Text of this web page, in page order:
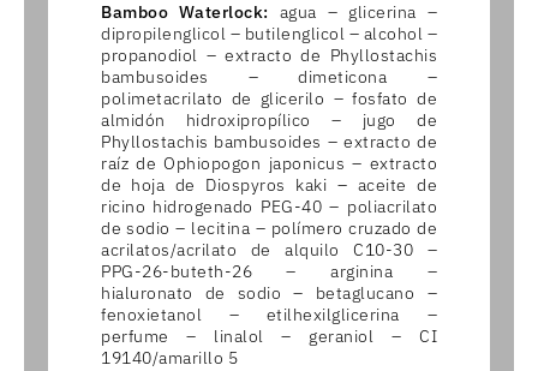
Bamboo Waterlock:
agua – glicerina –
dipropilenglicol – butilenglicol – alcohol –
propanodiol – extracto de Phyllostachis
bambusoides – dimeticona –
polimetacrilato de glicerilo – fosfato de
almidón hidroxipropílico – jugo de
Phyllostachis bambusoides – extracto de
raíz de Ophiopogon japonicus – extracto
de hoja de Diospyros kaki – aceite de
ricino hidrogenado PEG-40 – poliacrilato
de sodio – lecitina – polímero cruzado de
acrilatos/acrilato de alquilo C10-30 –
PPG-26-buteth-26 – arginina –
hialuronato de sodio – betaglucano –
fenoxietanol – etilhexilglicerina –
perfume – linalol – geraniol – CI
19140/amarillo 5